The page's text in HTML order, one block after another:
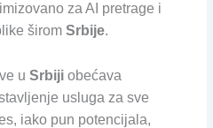
za AI pretrage i
širom Srbije.
u Srbijiobećava
usluga za sve
iako pun potencijala,